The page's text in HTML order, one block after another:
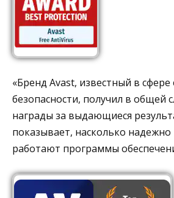
«Бренд Avast, известный в сфере
безопасности, получил в общей
награды за выдающиеся
показывает, насколько
работают программы